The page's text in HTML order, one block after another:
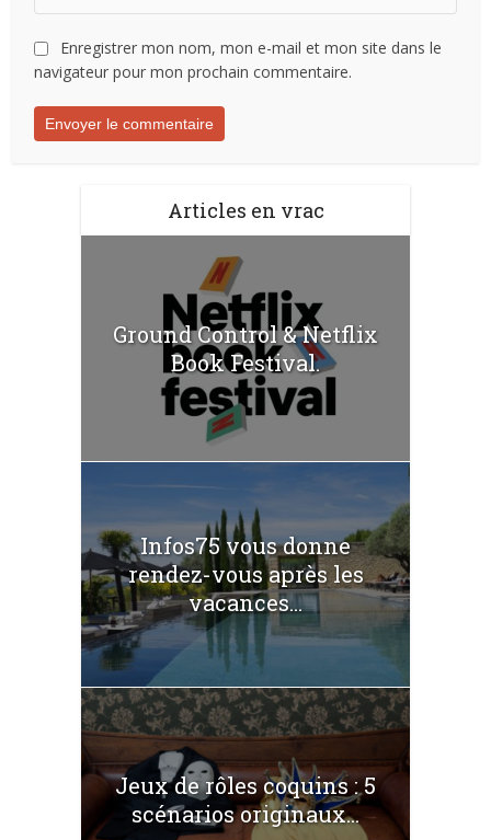
Enregistrer mon nom, mon e-mail et mon site dans le
navigateur pour mon prochain commentaire.
Articles en vrac
Ground Control & Netflix
Book Festival.
Infos75 vous donne
rendez-vous après les
vacances...
Jeux de rôles coquins : 5
scénarios originaux...